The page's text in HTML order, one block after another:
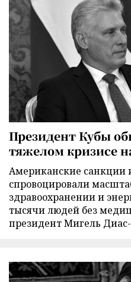
Президент Кубы
тяжелом кризисе
Американские санкции
спровоцировали
здравоохранении и
тысячи людей без
президент Мигель